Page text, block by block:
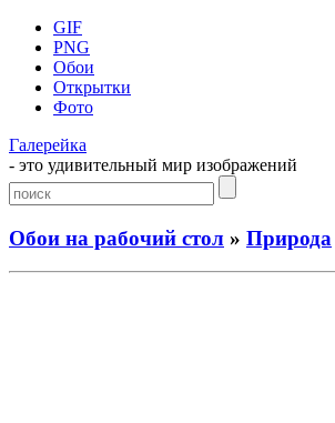
GIF
PNG
Обои
Открытки
Фото
Галерейка
- это удивительный мир изображений
Обои на рабочий стол » Природа